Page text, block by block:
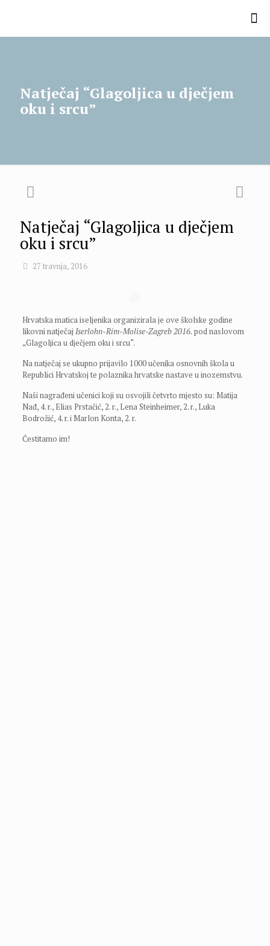
Natječaj “Glagoljica u dječjem
oku i srcu”
Natječaj “Glagoljica u dječjem
oku i srcu”
27 travnja, 2016
Hrvatska matica iseljenika organizirala je ove školske godine
likovni natječaj Iserlohn-Rim-Molise-Zagreb 2016. pod naslovom
„Glagoljica u dječjem oku i srcu“.
Na natječaj se ukupno prijavilo 1000 učenika osnovnih škola u
Republici Hrvatskoj te polaznika hrvatske nastave u inozemstvu.
Naši nagrađeni učenici koji su osvojili četvrto mjesto su: Matija
Nađ, 4. r., Elias Prstačić, 2. r., Lena Steinheimer, 2. r., Luka
Bodrožić, 4. r. i Marlon Konta, 2. r.
Čestitamo im!